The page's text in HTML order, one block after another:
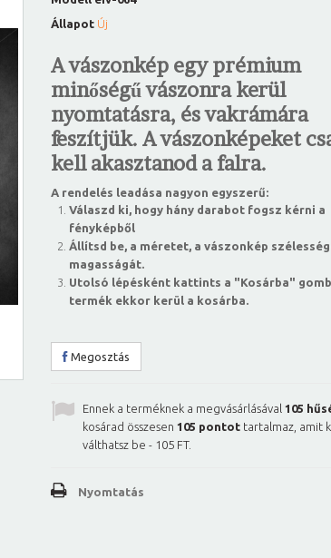
Állapot Új
A vászonkép egy prémium
minőségű vászonra kerül
nyomtatásra, és vakrámára
feszítjük. A vászonképeket
kell akasztanod a falra.
A rendelés leadása nagyon egyszerű:
Válaszd ki, hogy hány darabot fogsz kérni a
fényképből
Állítsd be, a méretet, a vászonkép
magasságát.
Utolsó lépésként kattints a "Kosárba"
termék ekkor kerül a kosárba.
Megosztás
Ennek a terméknek a megvásárlásával 105
kosárad összesen 105 pontot tartalmaz, amit
válthatsz be - 105 FT.
Nyomtatás